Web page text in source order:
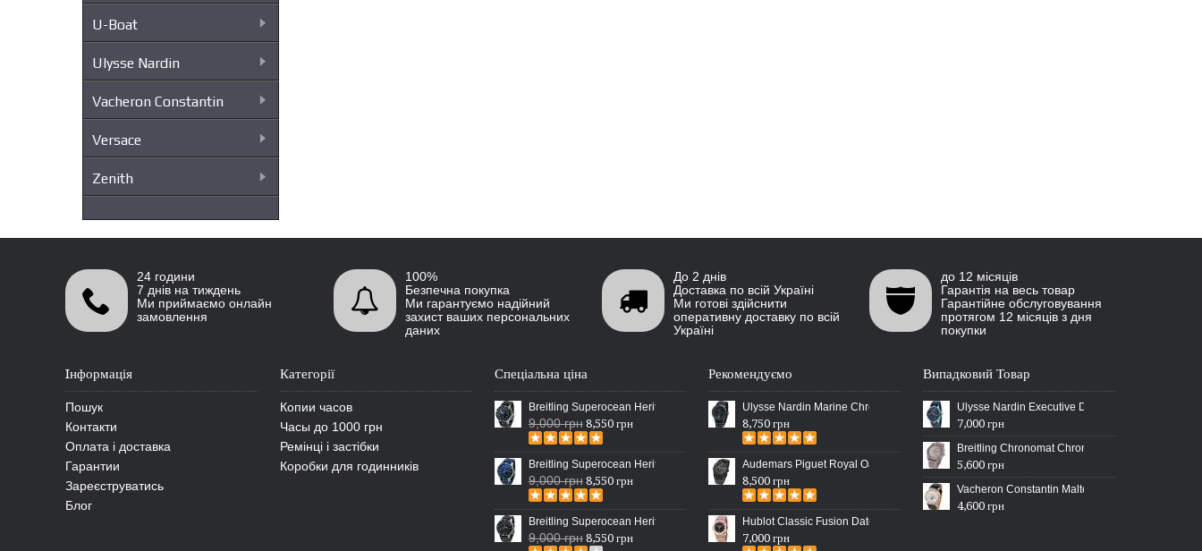
U-Boat
Ulysse Nardin
Vacheron Constantin
Versace
Zenith
24 години
7 днів на тиждень
Ми приймаємо онлайн
замовлення
100%
Безпечна покупка
Ми гарантуємо надійний
захист ваших персональних
даних
До 2 днів
Доставка по всій Україні
Ми готові здійснити
оперативну доставку по всій
Україні
до 12 місяців
Гарантія на весь товар
Гарантійне обслуговування
протягом 12 місяців з дня
покупки
Iнформація
Пошук
Контакти
Оплата і доставка
Гарантии
Зареєструватись
Блог
Категорії
Копии часов
Часы до 1000 грн
Ремінці і застібки
Коробки для годинників
Спеціальна ціна
Breitling Superocean Heritage 46 Black
9,000 грн 8,550 грн
Breitling Superocean Heritage 46 Blue
9,000 грн 8,550 грн
Breitling Superocean Heritage Chronographe Black
9,000 грн 8,550 грн
Рекомендуємо
Ulysse Nardin Marine Chronometer Boutique Exclusive Timepiece
8,750 грн
Audemars Piguet Royal Oak Selfwinding All Black
8,500 грн
Hublot Classic Fusion Date Steel Gold/Black
7,000 грн
Випадковий Товар
Ulysse Nardin Executive Dual Time Blue/Gold-
7,000 грн
Breitling Chronomat Chronograph 47 All Silver
5,600 грн
Vacheron Constantin Malte Perpetual Calendar
4,600 грн